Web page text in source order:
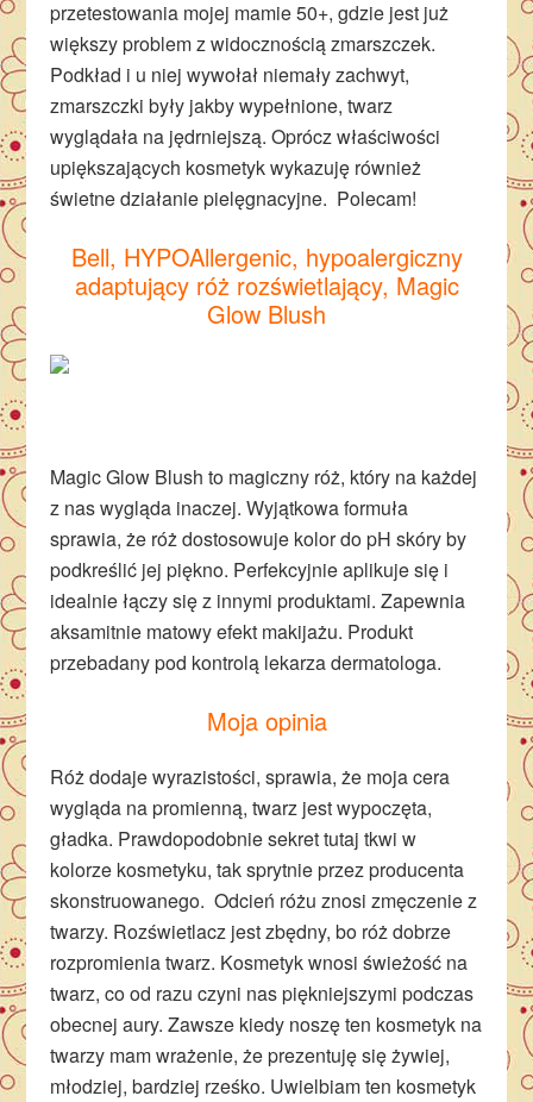
przetestowania mojej mamie 50+, gdzie jest już
większy problem z widocznością zmarszczek.
Podkład i u niej wywołał niemały zachwyt,
zmarszczki były jakby wypełnione, twarz
wyglądała na jędrniejszą. Oprócz właściwości
upiększających kosmetyk wykazuję również
świetne działanie pielęgnacyjne. Polecam!
Bell, HYPOAllergenic, hypoalergiczny
adaptujący róż rozświetlający, Magic
Glow Blush
Magic Glow Blush to magiczny róż, który na każdej
z nas wygląda inaczej. Wyjątkowa formuła
sprawia, że róż dostosowuje kolor do pH skóry by
podkreślić jej piękno. Perfekcyjnie aplikuje się i
idealnie łączy się z innymi produktami. Zapewnia
aksamitnie matowy efekt makijażu. Produkt
przebadany pod kontrolą lekarza dermatologa.
Moja opinia
Róż dodaje wyrazistości, sprawia, że moja cera
wygląda na promienną, twarz jest wypoczęta,
gładka. Prawdopodobnie sekret tutaj tkwi w
kolorze kosmetyku, tak sprytnie przez producenta
skonstruowanego. Odcień różu znosi zmęczenie z
twarzy. Rozświetlacz jest zbędny, bo róż dobrze
rozpromienia twarz. Kosmetyk wnosi świeżość na
twarz, co od razu czyni nas piękniejszymi podczas
obecnej aury. Zawsze kiedy noszę ten kosmetyk na
twarzy mam wrażenie, że prezentuję się żywiej,
młodziej, bardziej rześko. Uwielbiam ten kosmetyk